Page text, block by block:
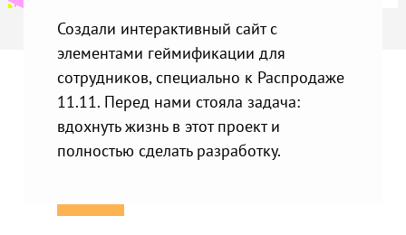
Создали интерактивный сайт с
элементами геймификации для
сотрудников, специально к Распродаже
11.11. Перед нами стояла задача:
вдохнуть жизнь в этот проект и
полностью сделать разработку.